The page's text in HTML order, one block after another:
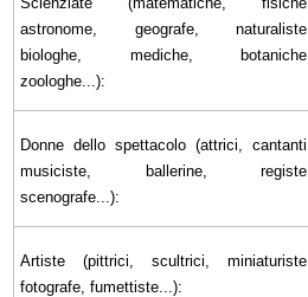
astronome, geografe, naturaliste,
biologhe, mediche, botaniche,
zoologhe...):
Donne dello spettacolo (attrici, cantanti,
musiciste, ballerine, registe,
scenografe...):
Artiste (pittrici, scultrici, miniaturiste,
fotografe, fumettiste...):